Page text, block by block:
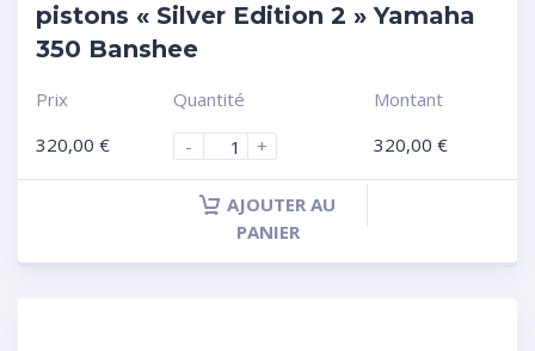
pistons « Silver Edition 2 » Yamaha
350 Banshee
Prix
320,00 €
Quantité
-
+
Montant
320,00 €
AJOUTER AU
PANIER